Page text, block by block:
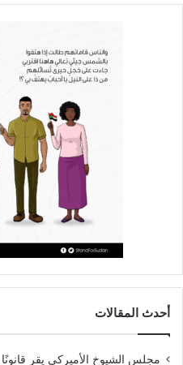
أحدث المقالات
مجلس الشيوخ الأميركي يقر قانونًا